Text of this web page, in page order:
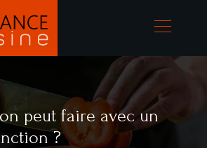
peut faire avec un
?